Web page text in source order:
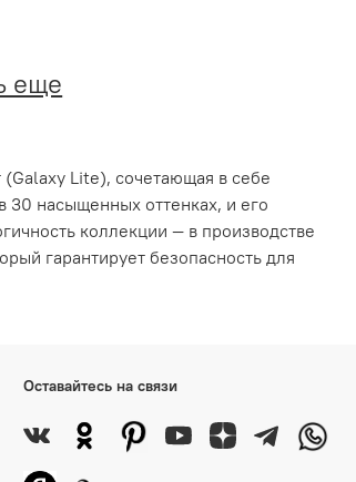
еще
(Galaxy Lite), сочетающая в себе
30 насыщенных оттенках, и его
коллекции — в производстве
гарантирует безопасность для
Оставайтесь на связи